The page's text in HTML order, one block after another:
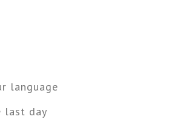
language
last day